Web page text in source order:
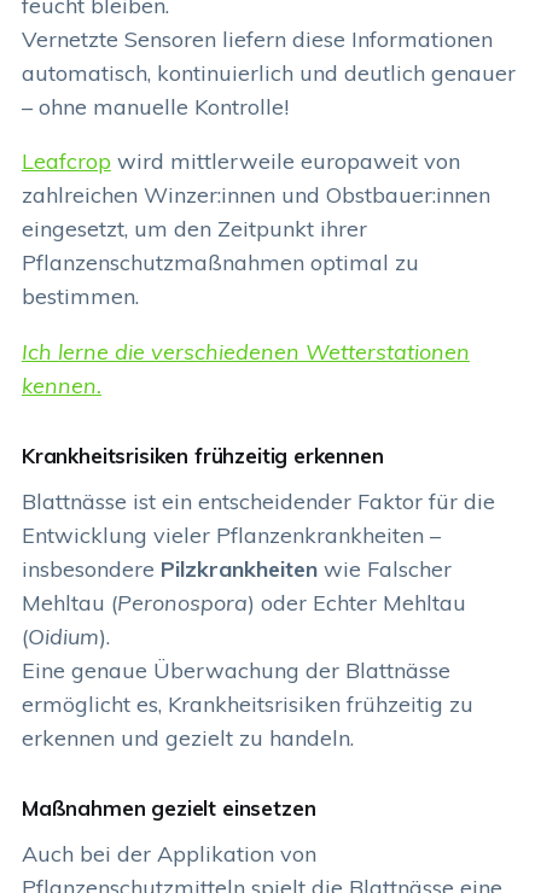
Vernetzte Sensoren liefern diese Informationen
automatisch, kontinuierlich und deutlich genauer
– ohne manuelle Kontrolle!
Leafcropwird mittlerweile europaweit von
zahlreichen Winzer:innen und Obstbauer:innen
eingesetzt, um den Zeitpunkt ihrer
Pflanzenschutzmaßnahmen optimal zu
bestimmen.
Ich lerne die verschiedenen Wetterstationen
kennen.
Krankheitsrisiken frühzeitig erkennen
Blattnässe ist ein entscheidender Faktor für die
Entwicklung vieler Pflanzenkrankheiten –
insbesondere Pilzkrankheiten wie Falscher
Mehltau (Peronospora) oder Echter Mehltau
(Oidium).
Eine genaue Überwachung der Blattnässe
ermöglicht es, Krankheitsrisiken frühzeitig zu
erkennen und gezielt zu handeln.
Maßnahmen gezielt einsetzen
Auch bei der Applikation von